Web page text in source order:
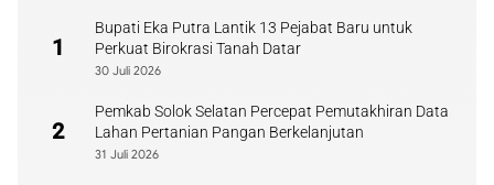
1
Bupati Eka Putra Lantik 13 Pejabat Baru untuk
Perkuat Birokrasi Tanah Datar
30 Juli 2026
2
Pemkab Solok Selatan Percepat Pemutakhiran Data
Lahan Pertanian Pangan Berkelanjutan
31 Juli 2026